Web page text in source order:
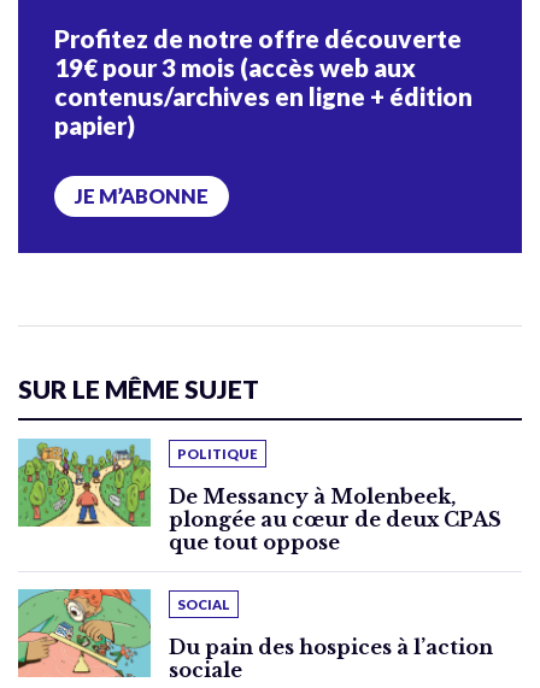
Profitez de notre offre découverte
19€ pour 3 mois (accès web aux
contenus/archives en ligne + édition
papier)
JE M’ABONNE
SUR LE MÊME SUJET
POLITIQUE
De Messancy à Molenbeek,
plongée au cœur de deux CPAS
que tout oppose
SOCIAL
Du pain des hospices à l’action
sociale